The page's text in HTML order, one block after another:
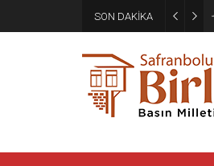
SON DAKİKA